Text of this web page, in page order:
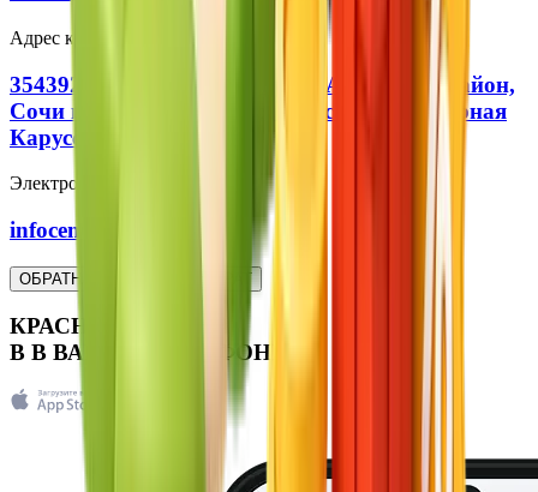
Адрес курорта:
354392, Краснодарский край, Адлерский район,
Сочи городской округ, с. Эстосадок, ул. Горная
Карусель, 5
Электронная почта:
infocenter@kpresort.ru
ОБРАТНАЯ СВЯЗЬ ВОЗВРАТ
КРАСНАЯ ПОЛЯНА
В В ВАШЕМ ТЕЛЕФОНЕ